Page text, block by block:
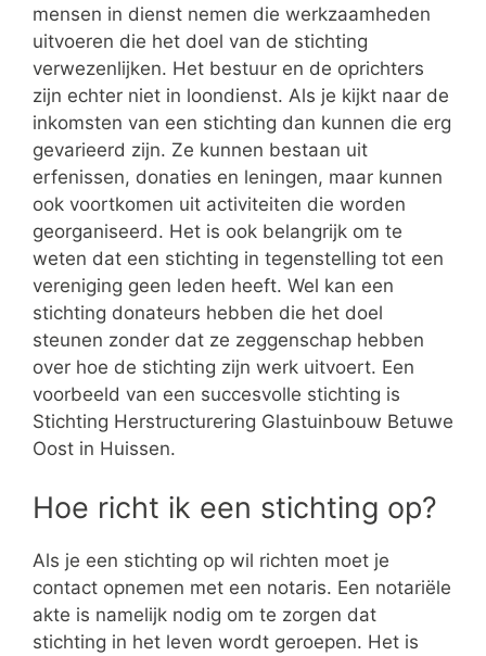
mensen in dienst nemen die werkzaamheden
uitvoeren die het doel van de stichting
verwezenlijken. Het bestuur en de oprichters
zijn echter niet in loondienst. Als je kijkt naar de
inkomsten van een stichting dan kunnen die erg
gevarieerd zijn. Ze kunnen bestaan uit
erfenissen, donaties en leningen, maar kunnen
ook voortkomen uit activiteiten die worden
georganiseerd. Het is ook belangrijk om te
weten dat een stichting in tegenstelling tot een
vereniging geen leden heeft. Wel kan een
stichting donateurs hebben die het doel
steunen zonder dat ze zeggenschap hebben
over hoe de stichting zijn werk uitvoert. Een
voorbeeld van een succesvolle stichting is
Stichting Herstructurering Glastuinbouw Betuwe
Oost in Huissen.
Hoe richt ik een stichting op?
Als je een stichting op wil richten moet je
contact opnemen met een notaris. Een notariële
akte is namelijk nodig om te zorgen dat
stichting in het leven wordt geroepen. Het is